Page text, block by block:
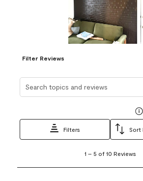
Filter Reviews
Filters Sort
5
1 – 5 of 10 Reviews